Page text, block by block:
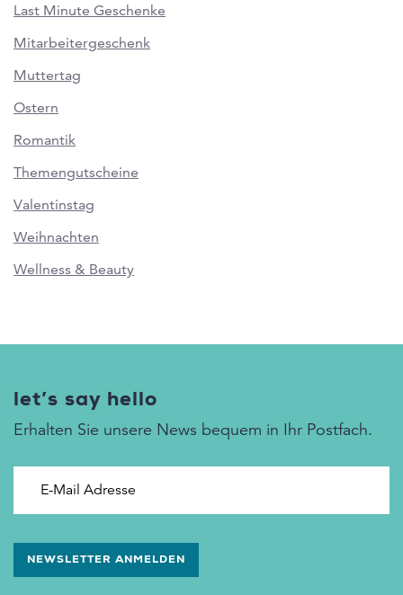
Last Minute Geschenke
Mitarbeitergeschenk
Muttertag
Ostern
Romantik
Themengutscheine
Valentinstag
Weihnachten
Wellness & Beauty
let’s say hello
Erhalten Sie unsere News bequem in Ihr Postfach.